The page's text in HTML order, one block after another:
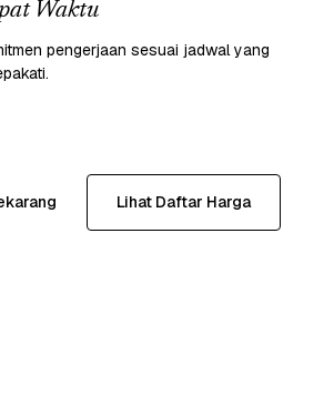
Waktu
pengerjaan sesuai jadwal yang
Lihat Daftar Harga